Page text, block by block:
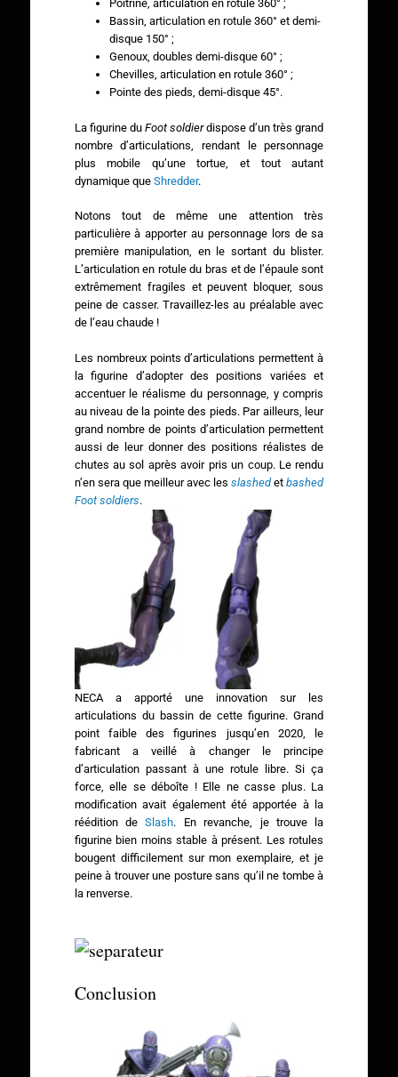
Poitrine, articulation en rotule 360° ;
Bassin, articulation en rotule 360° et demi-
disque 150° ;
Genoux, doubles demi-disque 60° ;
Chevilles, articulation en rotule 360° ;
Pointe des pieds, demi-disque 45°.
La figurine du Foot soldierdispose d’un très grand
nombre d’articulations, rendant le personnage
plus mobile qu’une tortue, et tout autant
dynamique que Shredder.
Notons tout de même une attention très
particulière à apporter au personnage lors de sa
première manipulation, en le sortant du blister.
L’articulation en rotule du bras et de l’épaule sont
extrêmement fragiles et peuvent bloquer, sous
peine de casser. Travaillez-les au préalable avec
de l’eau chaude !
Les nombreux points d’articulations permettent à
la figurine d’adopter des positions variées et
accentuer le réalisme du personnage, y compris
au niveau de la pointe des pieds. Par ailleurs, leur
grand nombre de points d’articulation permettent
aussi de leur donner des positions réalistes de
chutes au sol après avoir pris un coup. Le rendu
n’en sera que meilleur avec lesslashedetbashed
Foot soldiers.
NECA a apporté une innovation sur les
articulations du bassin de cette figurine. Grand
point faible des figurines jusqu’en 2020, le
fabricant a veillé à changer le principe
d’articulation passant à une rotule libre. Si ça
force, elle se déboîte ! Elle ne casse plus. La
modification avait également été apportée à la
réédition deSlash. En revanche, je trouve la
figurine bien moins stable à présent. Les rotules
bougent difficilement sur mon exemplaire, et je
peine à trouver une posture sans qu’il ne tombe à
la renverse.
Conclusion